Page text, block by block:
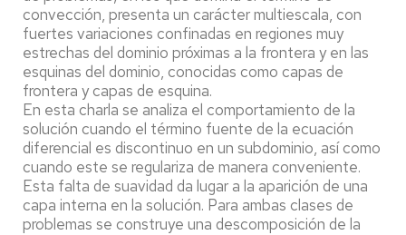
convección, presenta un carácter multiescala, con
fuertes variaciones confinadas en regiones muy
estrechas del dominio próximas a la frontera y en las
esquinas del dominio, conocidas como capas de
frontera y capas de esquina.
En esta charla se analiza el comportamiento de la
solución cuando el término fuente de la ecuación
diferencial es discontinuo en un subdominio, así como
cuando este se regulariza de manera conveniente.
Esta falta de suavidad da lugar a la aparición de una
capa interna en la solución. Para ambas clases de
problemas se construye una descomposición de la